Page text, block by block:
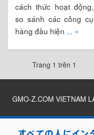
cách thức hoạt động,
so sánh các công cụ
hàng đầu hiện ... »
Trang 1 trên 1
GMO-Z.COM VIETNAM